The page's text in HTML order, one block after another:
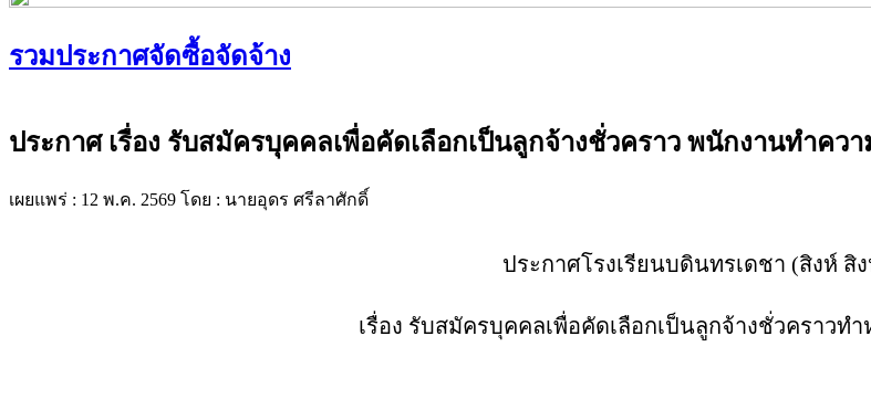
รวมประกาศจัดซื้อจัดจ้าง
ประกาศ เรื่อง รับสมัครบุคคลเพื่อคัดเลือกเป็นลูกจ้างชั่วคราว พนักงานทำคว
เผยแพร่ : 12 พ.ค. 2569 โดย : นายอุดร ศรีลาศักดิ์
ประกาศโรงเรียนบดินทรเดชา (สิงห์ สิ
เรื่อง รับสมัครบุคคลเพื่อคัดเลือกเป็นลูกจ้างชั่วคราวท